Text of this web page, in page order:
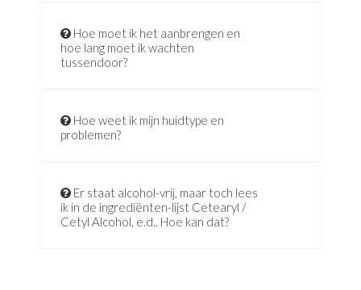
Hoe moet ik het aanbrengen en
hoe lang moet ik wachten
tussendoor?
Hoe weet ik mijn huidtype en
problemen?
Er staat alcohol-vrij, maar toch lees
ik in de ingrediënten-lijst Cetearyl /
Cetyl Alcohol, e.d.. Hoe kan dat?